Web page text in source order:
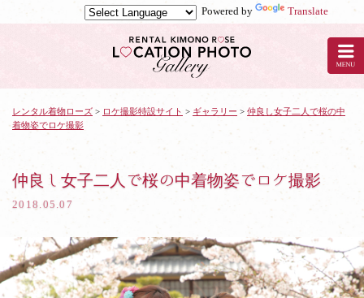
Powered by
Translate
ル
ー
ケ
撮
影：
レンタル着物ローズ > ロケ撮影特設サイト > ギャラリー > 仲良し女子二人で桜の中
着物姿でロケ撮影
仲良し女子二人で桜の中着物姿でロケ撮影
2018.05.07